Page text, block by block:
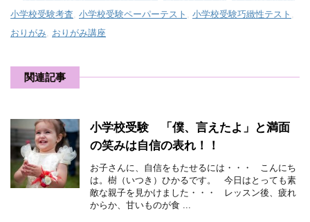
小学校受験考査 小学校受験ペーパーテスト 小学校受験巧緻性テスト
おりがみ おりがみ講座
関連記事
小学校受験 「僕、言えたよ」と満面
の笑みは自信の表れ！！
お子さんに、自信をもたせるには・・・ こんにち
は。樹（いつき）ひかるです。 今日はとっても素
敵な親子を見かけました・・・ レッスン後、疲れ
からか、甘いものが食 ...